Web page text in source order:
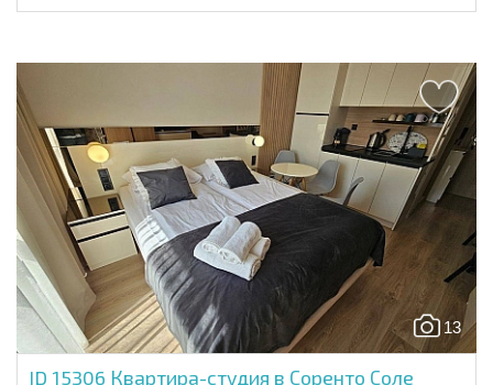
13
ID 15306 Квартира-студия в Соренто Соле